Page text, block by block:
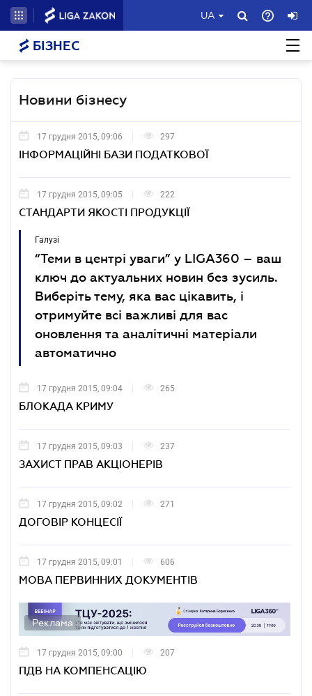
UA
БІЗНЕС
Новини бізнесу
17 грудня 2015, 09:06 297
ІНФОРМАЦІЙНІ БАЗИ ПОДАТКОВОЇ
17 грудня 2015, 09:05 222
СТАНДАРТИ ЯКОСТІ ПРОДУКЦІЇ
Галузі
“Теми в центрі уваги” у LIGA360 – ваш
ключ до актуальних новин без зусиль.
Виберіть тему, яка вас цікавить, і
отримуйте всі важливі для вас
оновлення та аналітичні матеріали
автоматично
17 грудня 2015, 09:04 265
БЛОКАДА КРИМУ
17 грудня 2015, 09:03 237
ЗАХИСТ ПРАВ АКЦІОНЕРІВ
17 грудня 2015, 09:02 271
ДОГОВІР КОНЦЕСІЇ
17 грудня 2015, 09:01 606
МОВА ПЕРВИННИХ ДОКУМЕНТІВ
Реклама
17 грудня 2015, 09:00 207
ПДВ НА КОМПЕНСАЦІЮ